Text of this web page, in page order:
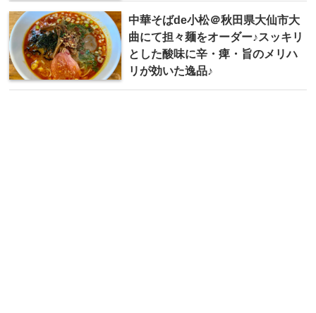
中華そばde小松＠秋田県大仙市大
曲にて担々麺をオーダー♪スッキリ
とした酸味に辛・痺・旨のメリハ
リが効いた逸品♪